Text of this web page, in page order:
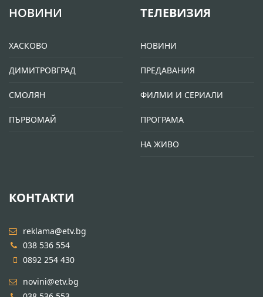
НОВИНИ
ХАСКОВО
ДИМИТРОВГРАД
СМОЛЯН
ПЪРВОМАЙ
ТЕЛЕВИЗИЯ
НОВИНИ
ПРЕДАВАНИЯ
ФИЛМИ И СЕРИАЛИ
ПРОГРАМА
НА ЖИВО
КОНТАКТИ
reklama@etv.bg
038 536 554
0892 254 430
novini@etv.bg